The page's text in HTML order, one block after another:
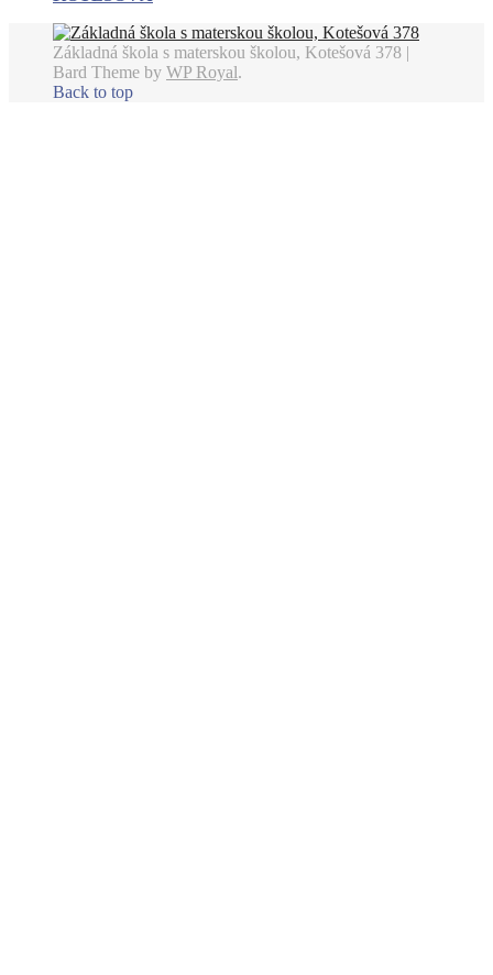
Základná škola s materskou školou, Kotešová 378 |
Bard Theme by WP Royal.
Back to top